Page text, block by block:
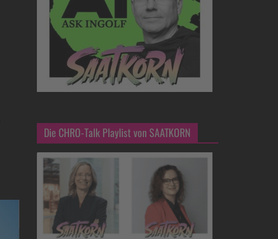
Die CHRO-Talk Playlist von SAATKORN